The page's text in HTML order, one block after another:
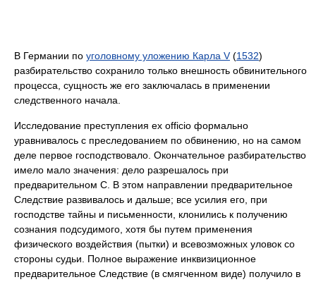
В Германии по уголовному уложению Карла V(1532)
разбирательство сохранило только внешность обвинительного
процесса, сущность же его заключалась в применении
следственного начала.
Исследование преступления ex officio формально
уравнивалось с преследованием по обвинению, но на самом
деле первое господствовало. Окончательное разбирательство
имело мало значения: дело разрешалось при
предварительном С. В этом направлении предварительное
Следствие развивалось и дальше; все усилия его, при
господстве тайны и письменности, клонились к получению
сознания подсудимого, хотя бы путем применения
физического воздействия (пытки) и всевозможных уловок со
стороны судьи. Полное выражение инквизиционное
предварительное Следствие (в смягченном виде) получило в